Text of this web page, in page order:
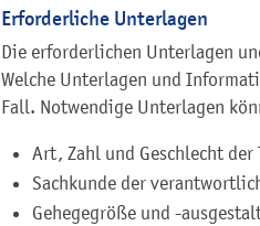
Erforderliche Unterlagen
Die erforderlichen Unterlagen
Welche Unterlagen und
Fall. Notwendige Unterlagen
Art, Zahl und Geschlecht der
Sachkunde der
Gehegegröße und -